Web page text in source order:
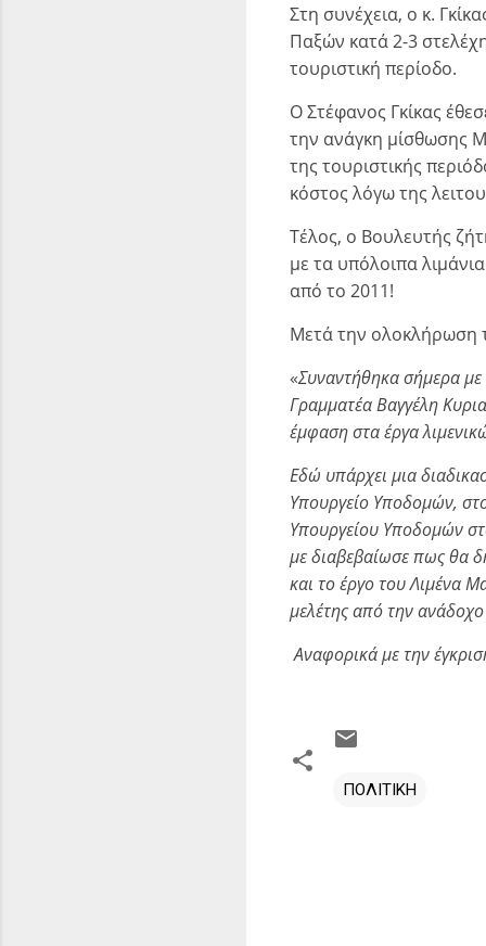
Στη συνέχεια, ο κ.
Παξών κατά 2-3
τουριστική περίοδο.
Ο Στέφανος Γκίκας
την ανάγκη μίσθωσης
της τουριστικής
κόστος λόγω της
Τέλος, ο Βουλευτής
με τα υπόλοιπα
από το 2011!
Μετά την ολοκλήρωση
«Συναντήθηκα σήμερα με
Γραμματέα Βαγγέλη
έμφαση στα έργα
Εδώ υπάρχει μια
Υπουργείο Υποδομών,
Υπουργείου Υποδομών
με διαβεβαίωσε πως θα
και το έργο του Λιμένα
μελέτης από την ανάδοχο
Αναφορικά με την
ΠΟΛΙΤΙΚΗ